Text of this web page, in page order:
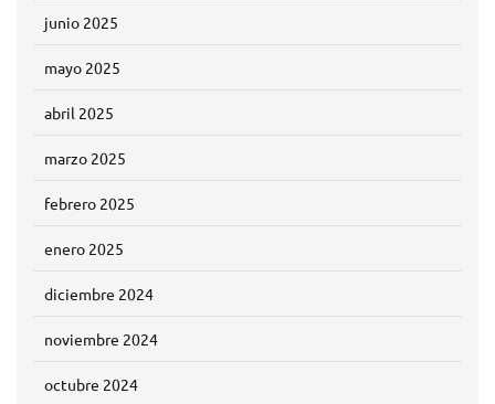
junio 2025
mayo 2025
abril 2025
marzo 2025
febrero 2025
enero 2025
diciembre 2024
noviembre 2024
octubre 2024